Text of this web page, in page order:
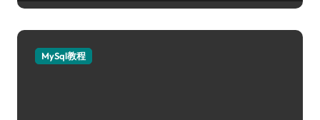
MySql教程